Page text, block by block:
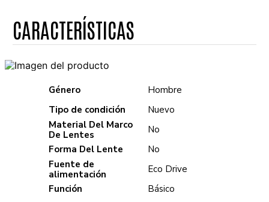
Género
Hombre
Tipo de condición
Nuevo
Material Del Marco
De Lentes
No
Forma Del Lente
No
Fuente de
alimentación
Eco Drive
Función
Básico